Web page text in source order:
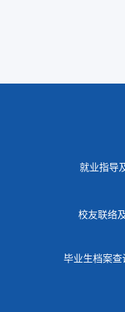
就业指导
校友联络
毕业生档案查